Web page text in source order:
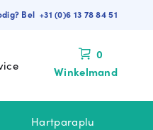
Bel +31 (0)6 13 78 84 51
0
Winkelmand
Hartparaplu